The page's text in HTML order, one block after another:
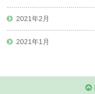
2021年2月
2021年1月